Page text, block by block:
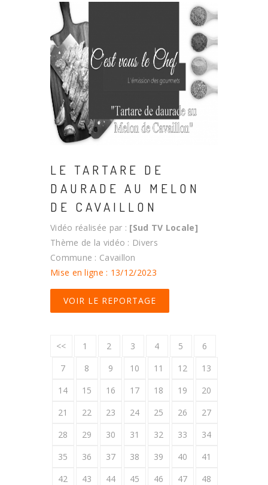
LE TARTARE DE
DAURADE AU MELON
DE CAVAILLON
Vidéo réalisée par : [Sud TV Locale]
Thème de la vidéo : Divers
Commune : Cavaillon
Mise en ligne : 13/12/2023
VOIR LE REPORTAGE
<< 1 2 3 4 5
6
7
8 9 10 11 12
13
14
15 16 17 18 19
20
21
22 23 24 25 26
27
28
29 30 31 32 33
34
35
36 37 38 39 40
41
42
43 44 45 46 47
48